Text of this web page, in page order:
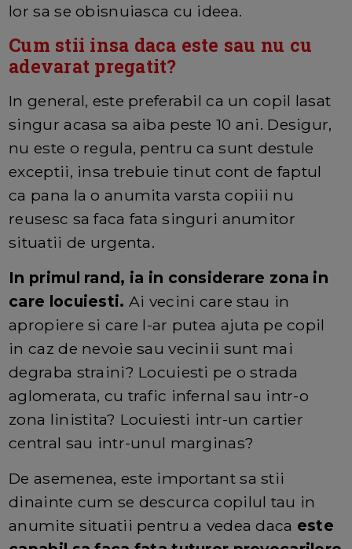
lor sa se obisnuiasca cu ideea.
Cum stii insa daca este sau nu cu
adevarat pregatit?
In general, este preferabil ca un copil lasat
singur acasa sa aiba peste 10 ani. Desigur,
nu este o regula, pentru ca sunt destule
exceptii, insa trebuie tinut cont de faptul
ca pana la o anumita varsta copiii nu
reusesc sa faca fata singuri anumitor
situatii de urgenta.
In primul rand, ia in considerare zona in
care locuiesti. Ai vecini care stau in
apropiere si care l-ar putea ajuta pe copil
in caz de nevoie sau vecinii sunt mai
degraba straini? Locuiesti pe o strada
aglomerata, cu trafic infernal sau intr-o
zona linistita? Locuiesti intr-un cartier
central sau intr-unul marginas?
De asemenea, este important sa stii
dinainte cum se descurca copilul tau in
anumite situatii pentru a vedea daca este